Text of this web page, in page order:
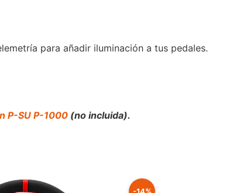
para añadir iluminación a tus pedales.
P-SU P-1000 (no incluida).